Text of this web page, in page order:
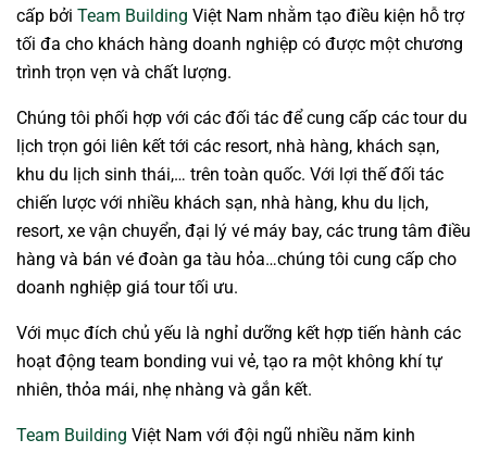
cấp bởi Team Building Việt Nam nhằm tạo điều kiện hỗ trợ
tối đa cho khách hàng doanh nghiệp có được một chương
trình trọn vẹn và chất lượng.
Chúng tôi phối hợp với các đối tác để cung cấp các tour du
lịch trọn gói liên kết tới các resort, nhà hàng, khách sạn,
khu du lịch sinh thái,… trên toàn quốc. Với lợi thế đối tác
chiến lược với nhiều khách sạn, nhà hàng, khu du lịch,
resort, xe vận chuyển, đại lý vé máy bay, các trung tâm điều
hàng và bán vé đoàn ga tàu hỏa…chúng tôi cung cấp cho
doanh nghiệp giá tour tối ưu.
Với mục đích chủ yếu là nghỉ dưỡng kết hợp tiến hành các
hoạt động team bonding vui vẻ, tạo ra một không khí tự
nhiên, thỏa mái, nhẹ nhàng và gắn kết.
Team Building Việt Nam với đội ngũ nhiều năm kinh